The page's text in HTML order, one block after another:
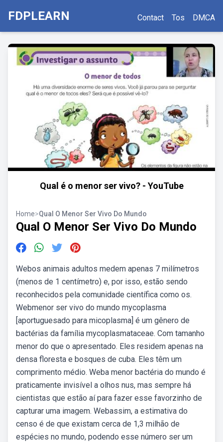
FDPLEARN Contact Tos DMCA
Qual é o menor ser vivo? - YouTube
Home>Qual O Menor Ser Vivo Do Mundo
Qual O Menor Ser Vivo Do Mundo
Webos animais adultos medem apenas 7 milímetros
(menos de 1 centímetro) e, por isso, estão sendo
reconhecidos pela comunidade científica como os.
Webmenor ser vivo do mundo mycoplasma
[aportuguesado para micoplasma] é um gênero de
bactérias da família mycoplasmataceae. Com tamanho
menor do que o apresentado. Eles residem apenas na
densa floresta e bosques de cuba. Eles têm um
comprimento médio. Weba menor bactéria do mundo é
praticamente invisível a olhos nus, mas sempre há
cientistas que estão aí para fazer esse favorzinho de
capturar uma imagem. Webassim, a estimativa do
censo é de que existam cerca de 1,3 milhão de
espécies no mundo, podendo esse número ser um